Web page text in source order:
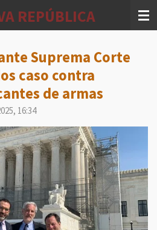
REPÚBLICA
Suprema Corte
caso contra
de armas
16:34